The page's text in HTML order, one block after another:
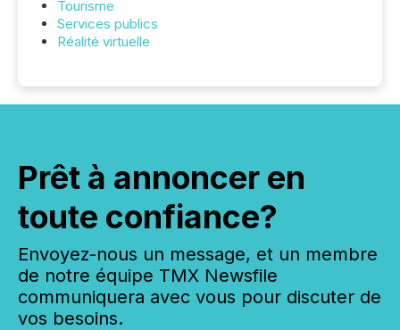
Tourisme
Services publics
Réalité virtuelle
Prêt à annoncer en
toute confiance?
Envoyez-nous un message, et un membre
de notre équipe TMX Newsfile
communiquera avec vous pour discuter de
vos besoins.